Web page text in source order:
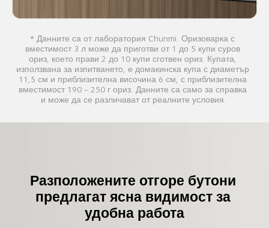
* Данните са от лаборатория Chunmi. Оризоварка с
вместимост 3 л може да приготви от 1 до 5 купи суров
ориз, което прави 2 до 10 купи сготвен ориз. Купата,
използвана за изпитването, е домакинска купа с диаметър
11,5 см и приблизителна височина 6 см, с приблизителна
вместимост 190 – 250 г ориз. Данните са само за справка
и може да се различават от реалните условия.
Разположените отгоре бутони
предлагат ясна видимост за
удобна работа